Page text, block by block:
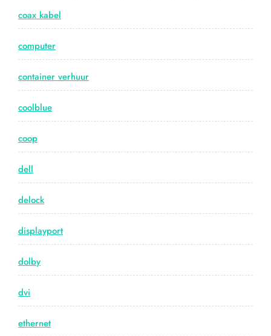
coax kabel
computer
container verhuur
coolblue
coop
dell
delock
displayport
dolby
dvi
ethernet